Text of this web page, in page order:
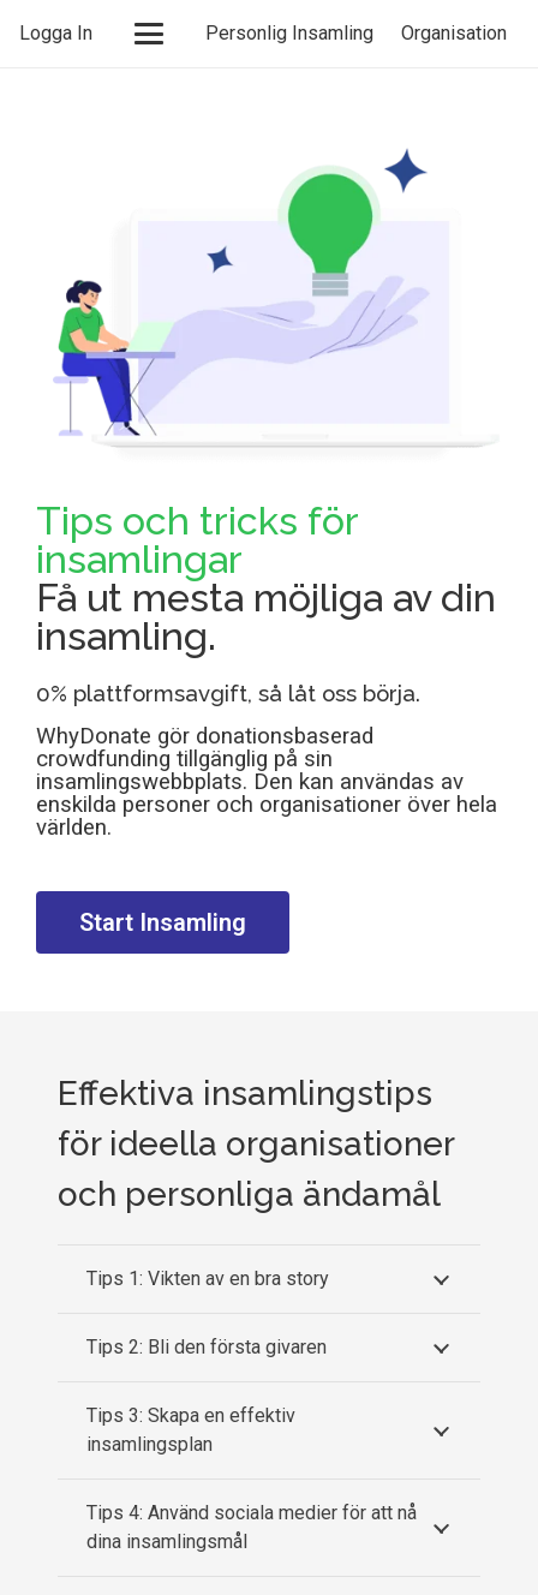
Logga In Personlig Insamling Organisation
Tips och tricks för
insamlingar
Få ut mesta möjliga av din
insamling.
0% plattformsavgift, så låt oss börja.
WhyDonate gör donationsbaserad
crowdfunding tillgänglig på sin
insamlingswebbplats. Den kan användas av
enskilda personer och organisationer över hela
världen.
Start Insamling
Effektiva insamlingstips
för ideella organisationer
och personliga ändamål
Tips 1: Vikten av en bra story
Tips 2: Bli den första givaren
Tips 3: Skapa en effektiv
insamlingsplan
Tips 4: Använd sociala medier för att nå
dina insamlingsmål